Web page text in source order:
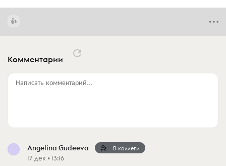
Комментарии
Написать комментарий...
Angelina Gudeeva В коллеги
17 дек • 13:16